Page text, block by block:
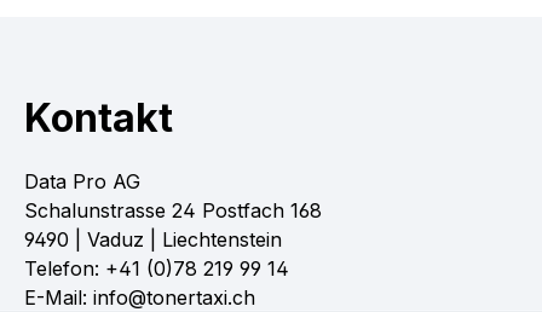
Kontakt
Data Pro AG
Schalunstrasse 24 Postfach 168
9490 | Vaduz | Liechtenstein
Telefon: +41 (0)78 219 99 14
E-Mail: info@tonertaxi.ch